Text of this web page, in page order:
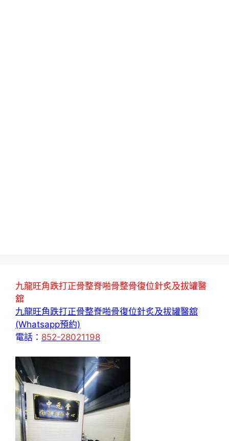
九龍旺角跌打正骨整脊啪骨整骨復位針炙及拔罐醫
舘
九龍旺角跌打正骨整脊啪骨復位針炙及拔罐醫舘
(Whatsapp預約)
電話： 852-28021198